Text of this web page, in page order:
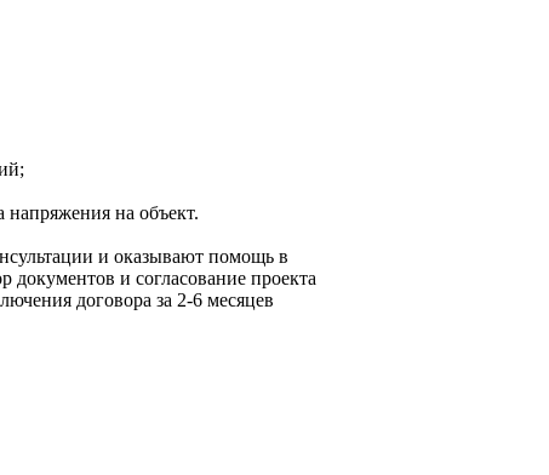
напряжения на объект.
и оказывают помощь в
и согласование проекта
договора за 2-6 месяцев